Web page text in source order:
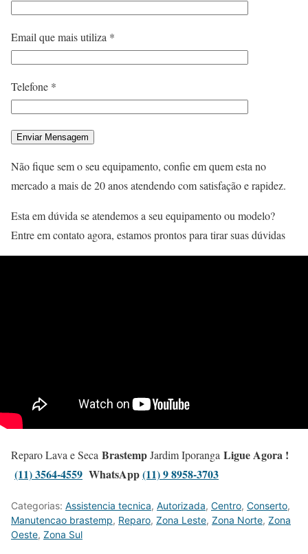
Email que mais utiliza *
Telefone *
Não fique sem o seu equipamento, confie em quem esta no
mercado a mais de 20 anos atendendo com satisfação e rapidez.
Esta em dúvida se atendemos a seu equipamento ou modelo?
Entre em contato agora, estamos prontos para tirar suas dúvidas
Reparo Lava e Seca BrastempJardim Iporanga Ligue Agora !
(11) 3564-4559 WhatsApp(11) 9 8958-3703
Categorias: Assistencia tecnica, Autorizada, Centro, Conserto,
Manutencao brastemp, Reparo, Zona Leste, Zona Norte, Zona
Oeste, Zona Sul